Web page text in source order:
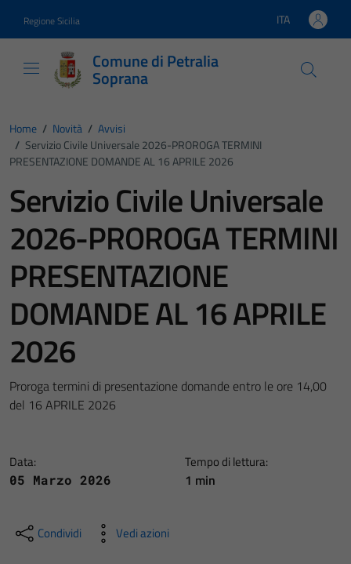
Regione Sicilia Lingua attiva:
ITA
Comune di Petralia
Soprana
Home / Novità / Avvisi
/ Servizio Civile Universale 2026-PROROGA TERMINI
PRESENTAZIONE DOMANDE AL 16 APRILE 2026
Servizio Civile Universale
2026-PROROGA TERMINI
PRESENTAZIONE
DOMANDE AL 16 APRILE
2026
Proroga termini di presentazione domande entro le ore 14,00
del 16 APRILE 2026
Data:
05 Marzo 2026
Tempo di lettura:
1 min
Condividi Vedi azioni